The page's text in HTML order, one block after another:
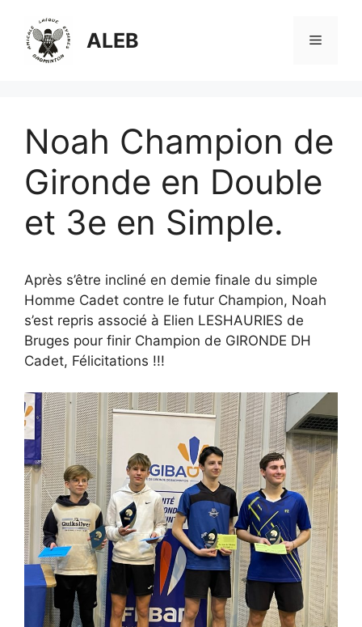
contenu
ALEB Menu
Noah Champion de
Gironde en Double
et 3e en Simple.
Après s’être incliné en demie finale du simple
Homme Cadet contre le futur Champion, Noah
s’est repris associé à Elien LESHAURIES de
Bruges pour finir Champion de GIRONDE DH
Cadet, Félicitations !!!